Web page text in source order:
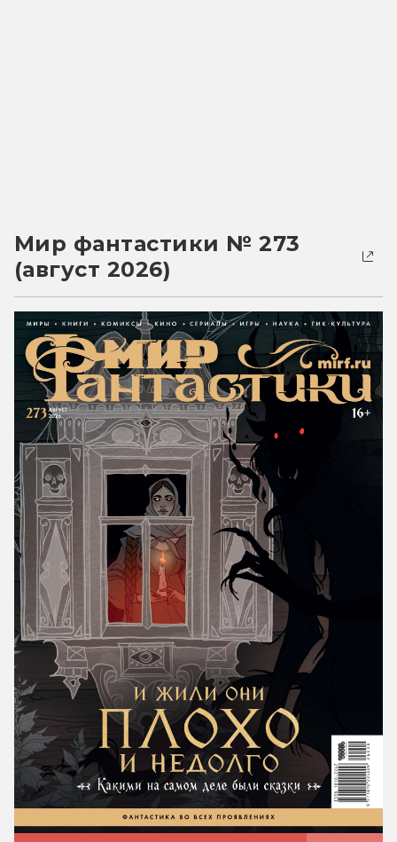
Мир фантастики № 273
(август 2026)